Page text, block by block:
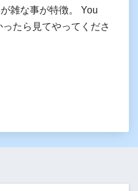
雑な事が特徴。 You
たら見てやってくださ